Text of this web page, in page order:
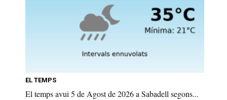
EL TEMPS
El temps avui 5 de Agost de 2026 a Sabadell segons...